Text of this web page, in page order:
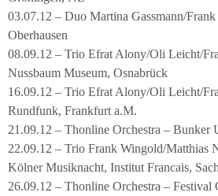
03.07.12 – Duo Martina Gassmann/
Oberhausen
08.09.12 – Trio Efrat Alony/Oli Leicht/
Nussbaum Museum, Osnabrück
16.09.12 – Trio Efrat Alony/Oli Leicht/
Rundfunk, Frankfurt a.M.
21.09.12 – Thonline Orchestra – Bunker
22.09.12 – Trio Frank Wingold/Matthias
Kölner Musiknacht, Institut Francais,
26.09.12 – Thonline Orchestra –